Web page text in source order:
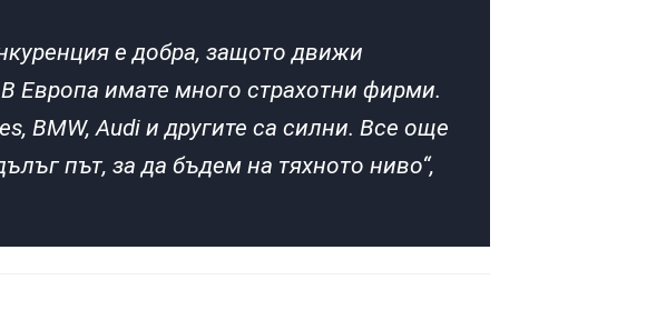
е добра, защото движи
Европа имате много страхотни фирми.
BMW, Audi и другите са силни. Все още
път, за да бъдем на тяхното ниво“,